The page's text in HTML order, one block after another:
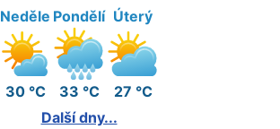
Neděle
30 °C
Pondělí
33 °C
Úterý
27 °C
Další dny...